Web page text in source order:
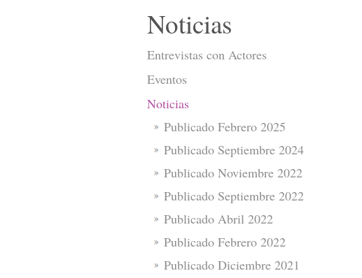
Noticias
Entrevistas con Actores
Eventos
Noticias
Publicado Febrero 2025
Publicado Septiembre 2024
Publicado Noviembre 2022
Publicado Septiembre 2022
Publicado Abril 2022
Publicado Febrero 2022
Publicado Diciembre 2021